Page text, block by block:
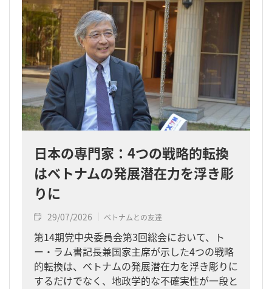
日本の専門家：4つの戦略的転換
はベトナムの発展潜在力を浮き彫
りに
29/07/2026 ベトナムとの友達
第14期党中央委員会第3回総会において、ト
ー・ラム書記長兼国家主席が示した4つの戦略
的転換は、ベトナムの発展潜在力を浮き彫りに
するだけでなく、地政学的な不確実性が一段と